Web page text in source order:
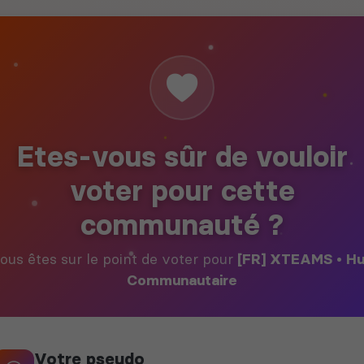
Etes-vous sûr de vouloir
voter pour cette
communauté ?
êtes sur le point de voter pour [FR] XTEAMS •
Communautaire
Votre pseudo